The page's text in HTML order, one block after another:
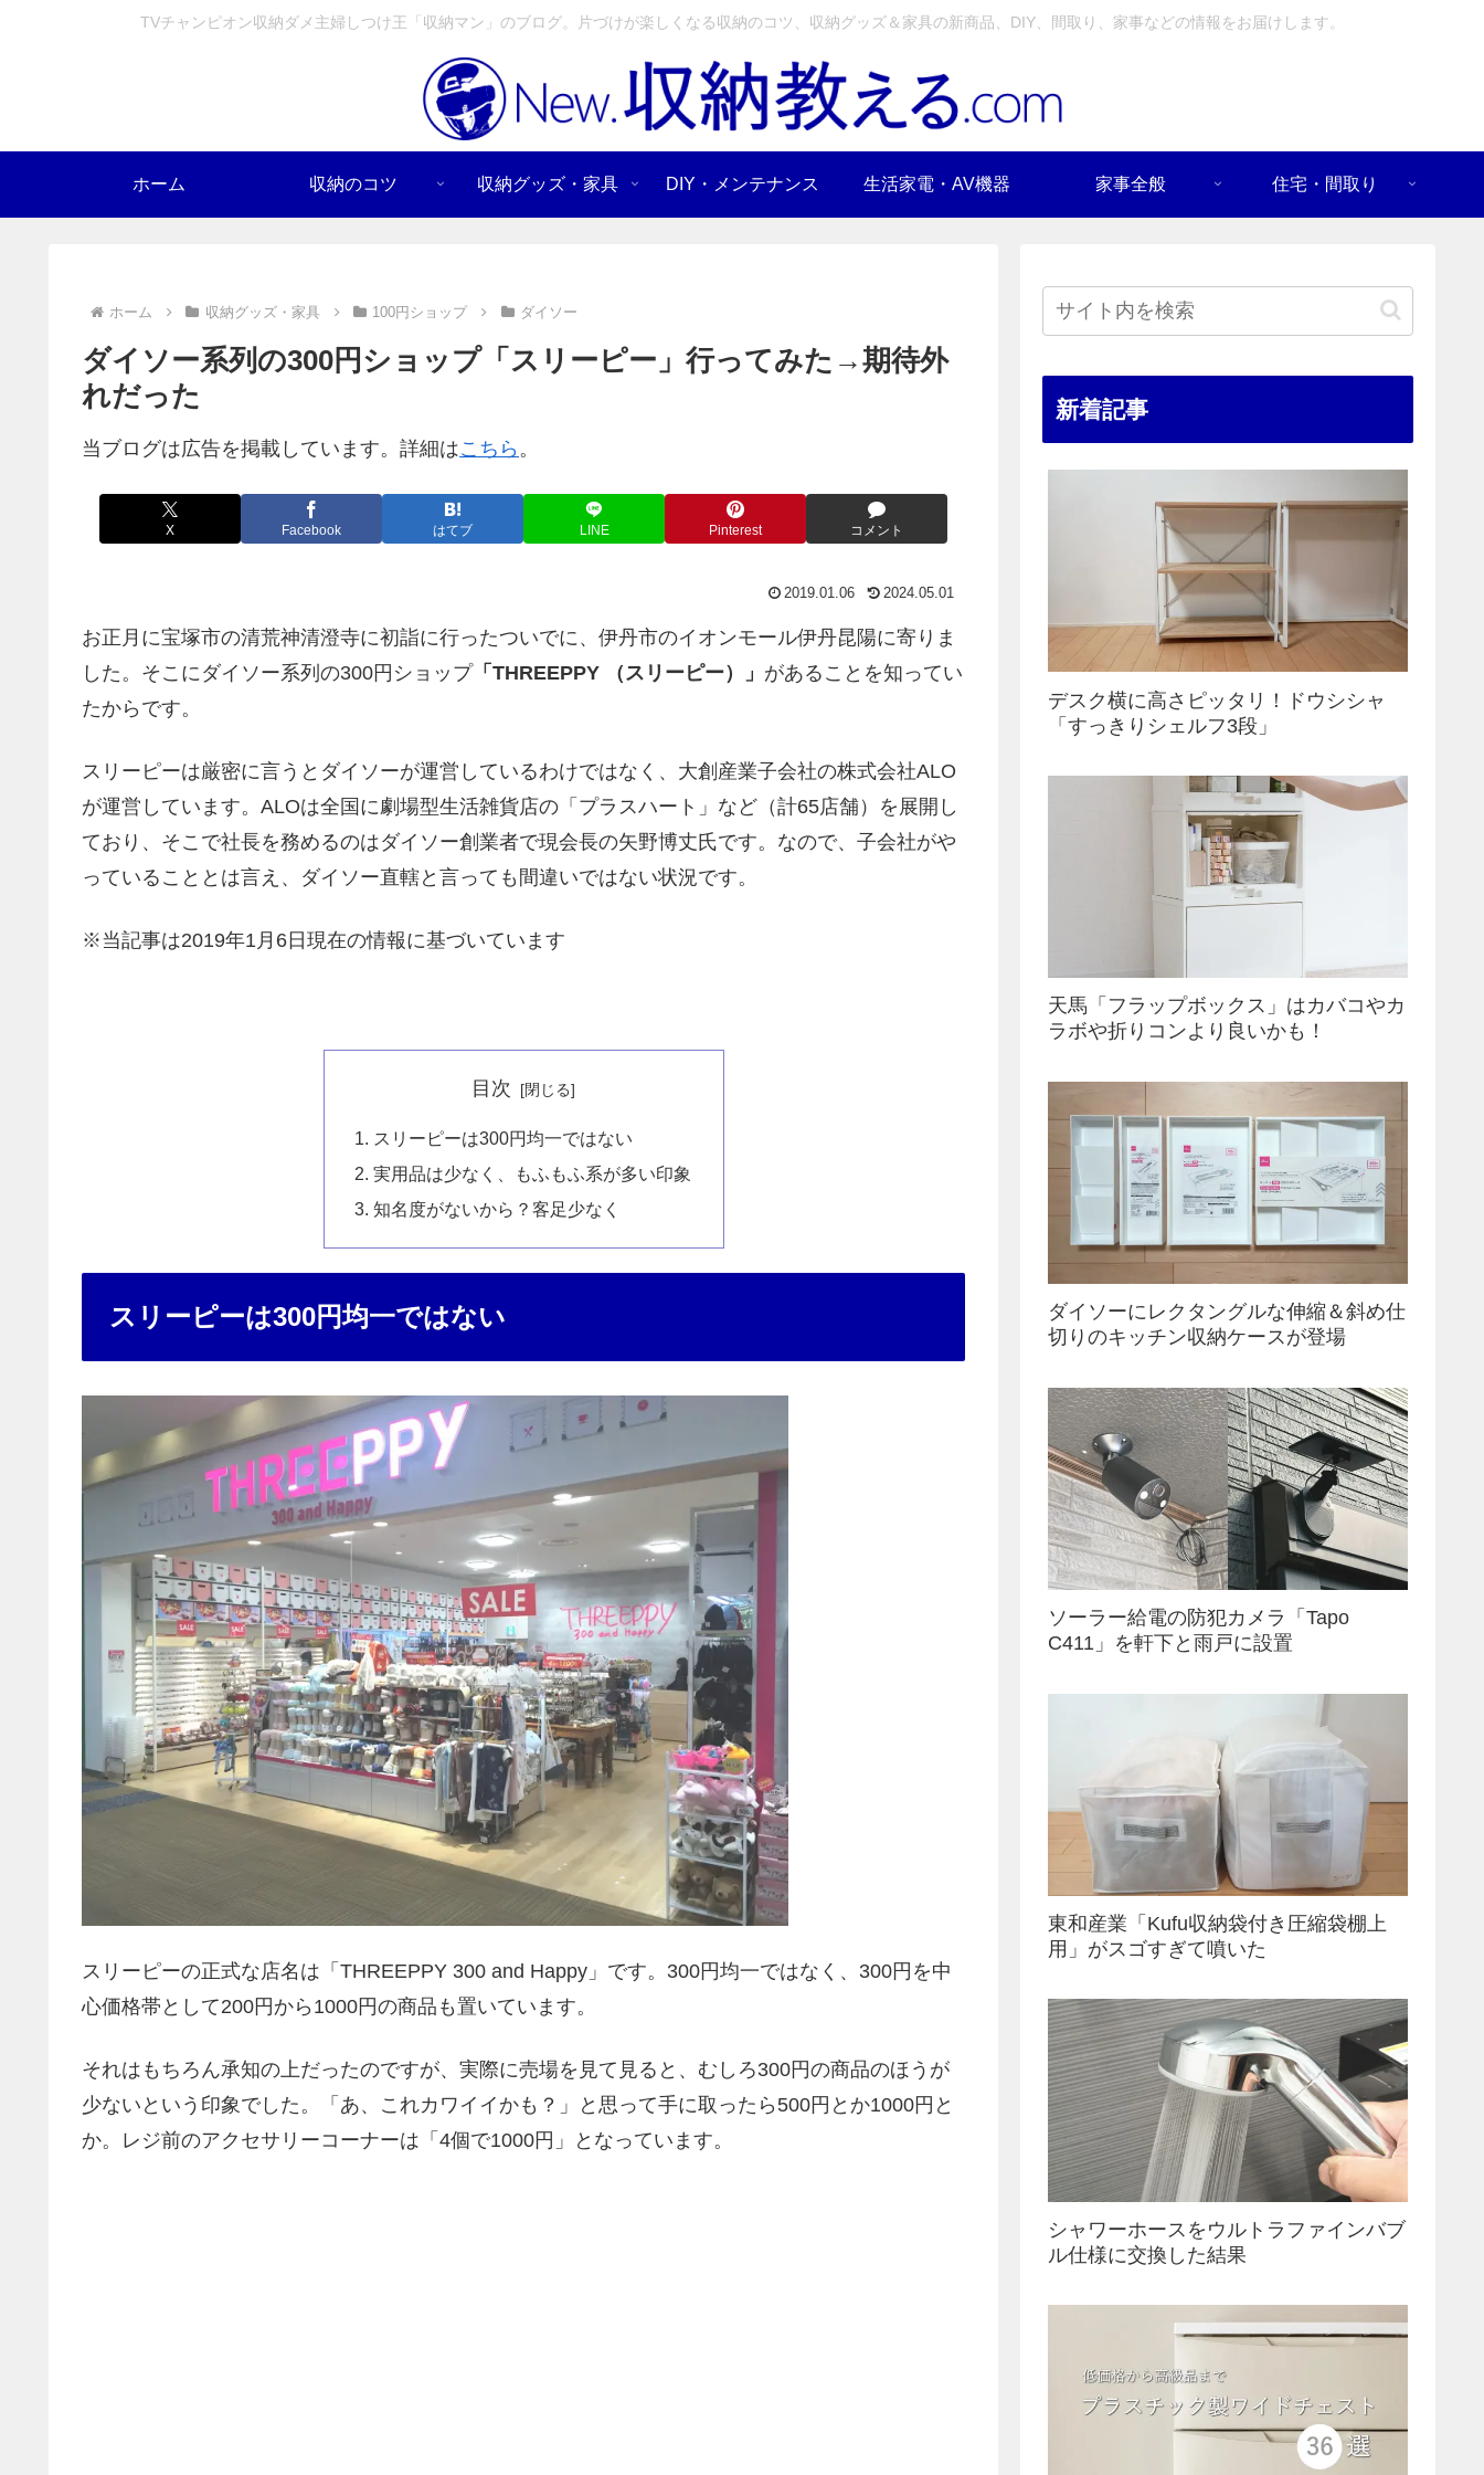
TVチャンピオン収納ダメ主婦しつけ王「収納マン」のブログ。片づけが楽しくなる収納のコツ、収納グッズ＆家具の新商品、DIY、間取り、家事などの情報をお届けします。
ホーム 収納のコツ 収納グッズ・家具 DIY・メンテナンス 生活家電・AV機器 家事全般 住宅・間取り
ホーム 収納グッズ・家具 100円ショップ ダイソー
ダイソー系列の300円ショップ「スリーピー」行ってみた→期待外
れだった
当ブログは広告を掲載しています。詳細はこちら 。
X Facebook はてブ LINE Pinterest コメント
2019.01.06 2024.05.01
お正月に宝塚市の清荒神清澄寺に初詣に行ったついでに、伊丹市のイオンモール伊丹昆陽に寄りま
した。そこにダイソー系列の300円ショップ「THREEPPY （スリーピー）」 があることを知ってい
たからです。
スリーピーは厳密に言うとダイソーが運営しているわけではなく、大創産業子会社の株式会社ALO
が運営しています。ALOは全国に劇場型生活雑貨店の「プラスハート」など（計65店舗）を展開し
ており、そこで社長を務めるのはダイソー創業者で現会長の矢野博丈氏です。なので、子会社がや
っていることとは言え、ダイソー直轄と言っても間違いではない状況です。
※当記事は2019年1月6日現在の情報に基づいています
目次
スリーピーは300円均一ではない
実用品は少なく、もふもふ系が多い印象
知名度がないから？客足少なく
スリーピーは300円均一ではない
スリーピーの正式な店名は「THREEPPY 300 and Happy」です。300円均一ではなく、300円を中
心価格帯として200円から1000円の商品も置いています。
それはもちろん承知の上だったのですが、実際に売場を見て見ると、むしろ300円の商品のほうが
少ないという印象でした。「あ、これカワイイかも？」と思って手に取ったら500円とか1000円と
か。レジ前のアクセサリーコーナーは「4個で1000円」となっています。
新着記事
デスク横に高さピッタリ！ドウシシャ
「すっきりシェルフ3段」
天馬「フラップボックス」はカバコやカ
ラボや折りコンより良いかも！
ダイソーにレクタングルな伸縮＆斜め仕
切りのキッチン収納ケースが登場
ソーラー給電の防犯カメラ「Tapo
C411」を軒下と雨戸に設置
東和産業「Kufu収納袋付き圧縮袋棚上
用」がスゴすぎて噴いた
シャワーホースをウルトラファインバブ
ル仕様に交換した結果